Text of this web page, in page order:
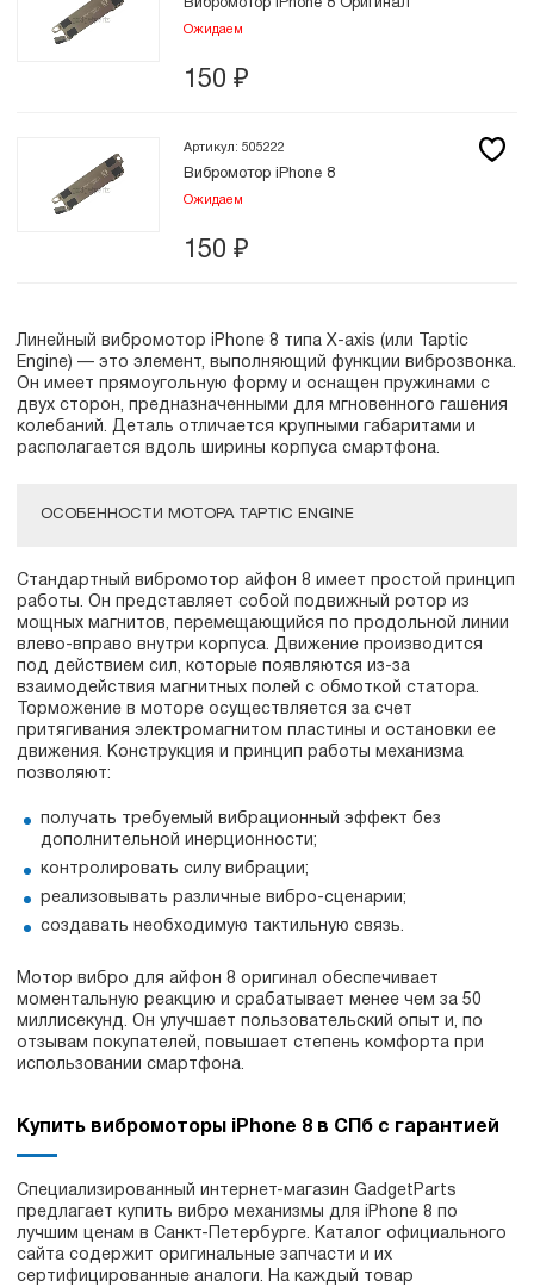
Вибромотор iPhone 8 Оригинал
Ожидаем
150 ₽
Артикул: 505222
Вибромотор iPhone 8
Ожидаем
150 ₽
Линейный вибромотор iPhone 8 типа X-axis (или Taptic
Engine) — это элемент, выполняющий функции виброзвонка.
Он имеет прямоугольную форму и оснащен пружинами с
двух сторон, предназначенными для мгновенного гашения
колебаний. Деталь отличается крупными габаритами и
располагается вдоль ширины корпуса смартфона.
ОСОБЕННОСТИ МОТОРА TAPTIC ENGINE
Стандартный вибромотор айфон 8 имеет простой принцип
работы. Он представляет собой подвижный ротор из
мощных магнитов, перемещающийся по продольной линии
влево-вправо внутри корпуса. Движение производится
под действием сил, которые появляются из-за
взаимодействия магнитных полей с обмоткой статора.
Торможение в моторе осуществляется за счет
притягивания электромагнитом пластины и остановки ее
движения. Конструкция и принцип работы механизма
позволяют:
получать требуемый вибрационный эффект без
дополнительной инерционности;
контролировать силу вибрации;
реализовывать различные вибро-сценарии;
создавать необходимую тактильную связь.
Мотор вибро для айфон 8 оригинал обеспечивает
моментальную реакцию и срабатывает менее чем за 50
миллисекунд. Он улучшает пользовательский опыт и, по
отзывам покупателей, повышает степень комфорта при
использовании смартфона.
Купить вибромоторы iPhone 8 в СПб с гарантией
Специализированный интернет-магазин GadgetParts
предлагает купить вибро механизмы для iPhone 8 по
лучшим ценам в Санкт-Петербурге. Каталог официального
сайта содержит оригинальные запчасти и их
сертифицированные аналоги. На каждый товар